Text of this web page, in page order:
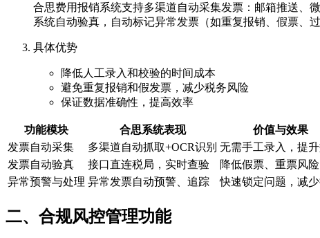
合思费用报销系统支持多渠道自动采集发票：邮箱推送、
系统自动验真，自动标记异常发票（如重复报销、假票、
具体优势
降低人工录入和校验的时间成本
避免重复报销和假发票，减少税务风险
保证数据准确性，提高效率
功能模块 合思系统表现
价值与效果
发票自动采集
多渠道自动抓取+OCR识别 无需手工录入，提
发票自动验真
接口直连税局，实时查验
降低假票、重票风险
异常预警与处理 异常发票自动预警、追踪 快速锁定问题，减
二、合规风控管理功能